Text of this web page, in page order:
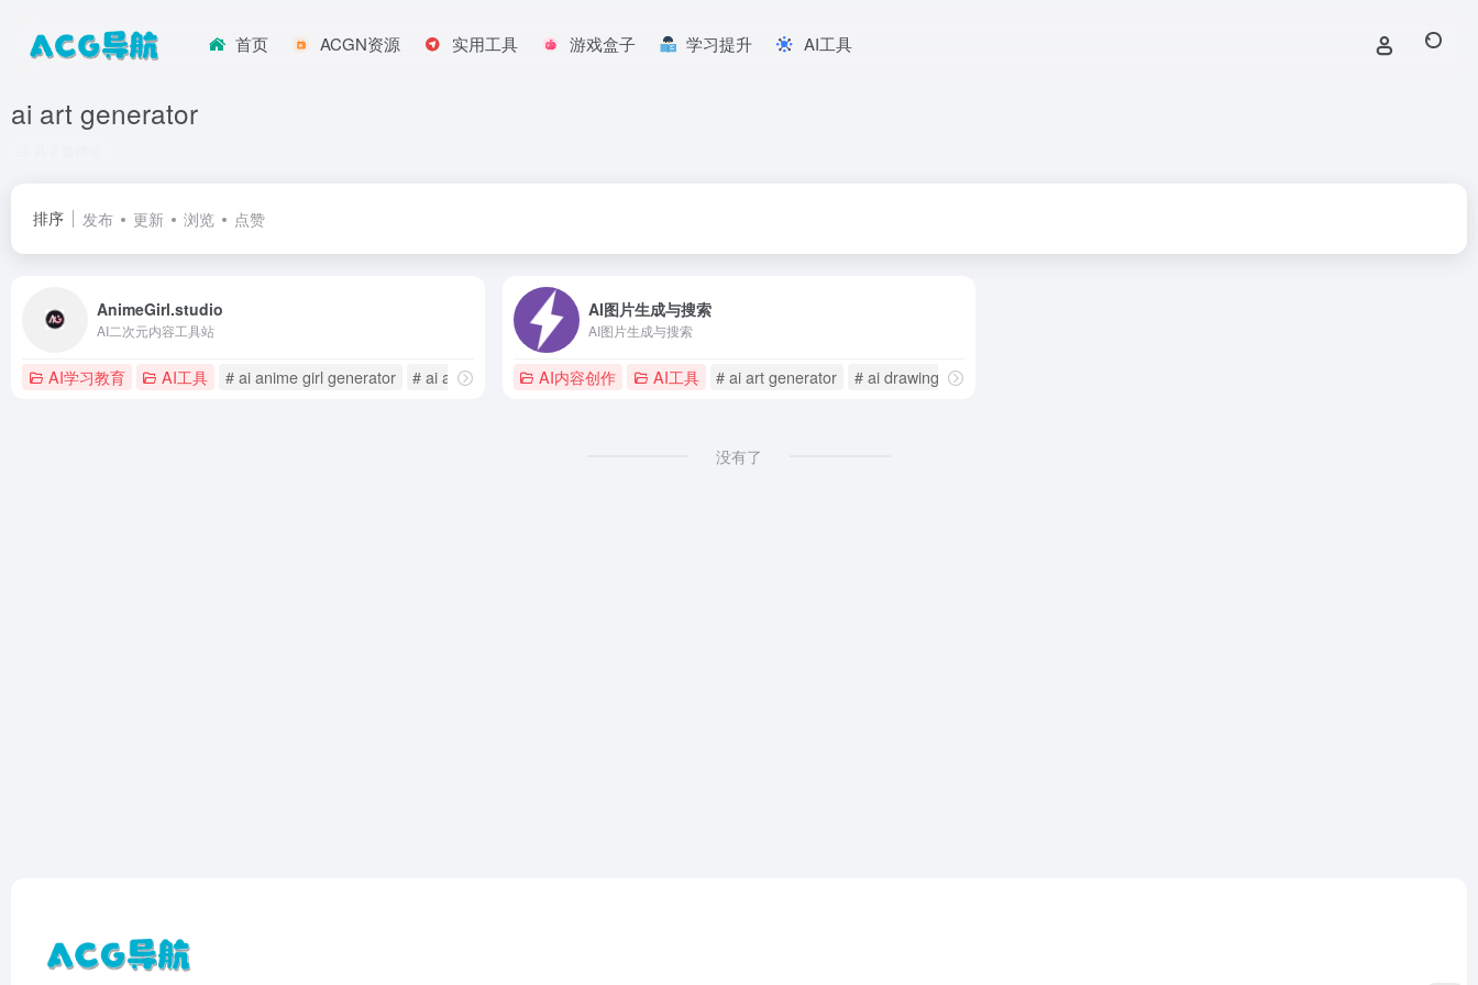
首页 ACGN资源 实用工具 游戏盒子 学习提升 AI工具
ai art generator
排序 发布 更新 浏览 点赞
AnimeGirl.studio
AI二次元内容工具站
AI学习教育 AI工具 # ai anime girl generator # ai art generator # anime ai
AI图片生成与搜索
AI图片生成与搜索
AI内容创作 AI工具 # ai art generator # ai drawing generator
没有了